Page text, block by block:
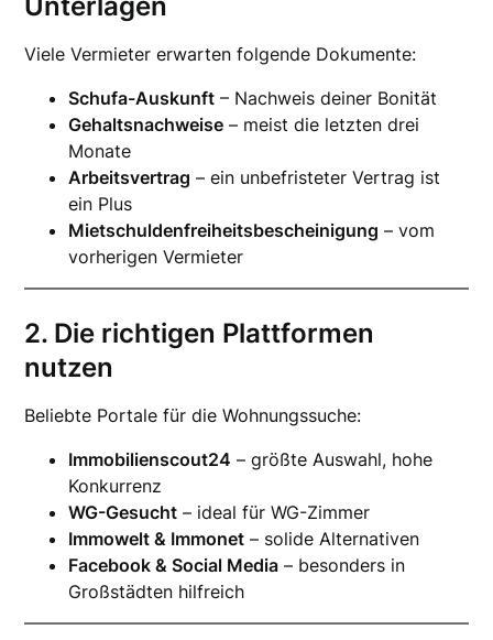
Unterlagen
Viele Vermieter erwarten folgende Dokumente:
Schufa-Auskunft – Nachweis deiner Bonität
Gehaltsnachweise – meist die letzten drei
Monate
Arbeitsvertrag – ein unbefristeter Vertrag ist
ein Plus
Mietschuldenfreiheitsbescheinigung – vom
vorherigen Vermieter
2. Die richtigen Plattformen
nutzen
Beliebte Portale für die Wohnungssuche:
Immobilienscout24 – größte Auswahl, hohe
Konkurrenz
WG-Gesucht – ideal für WG-Zimmer
Immowelt & Immonet – solide Alternativen
Facebook & Social Media – besonders in
Großstädten hilfreich